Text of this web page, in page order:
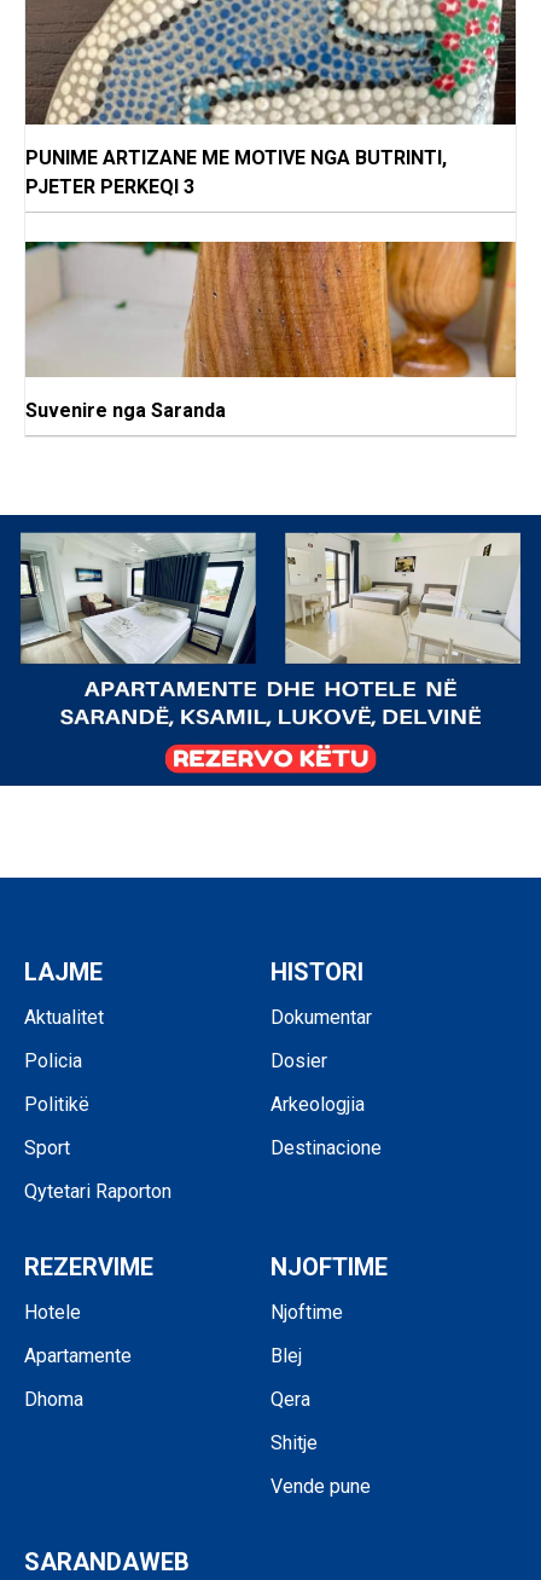
PUNIME ARTIZANE ME MOTIVE NGA BUTRINTI,
PJETER PERKEQI 3
Suvenire nga Saranda
LAJME
Aktualitet
Policia
Politikë
Sport
Qytetari Raporton
HISTORI
Dokumentar
Dosier
Arkeologjia
Destinacione
REZERVIME
Hotele
Apartamente
Dhoma
NJOFTIME
Njoftime
Blej
Qera
Shitje
Vende pune
SARANDAWEB